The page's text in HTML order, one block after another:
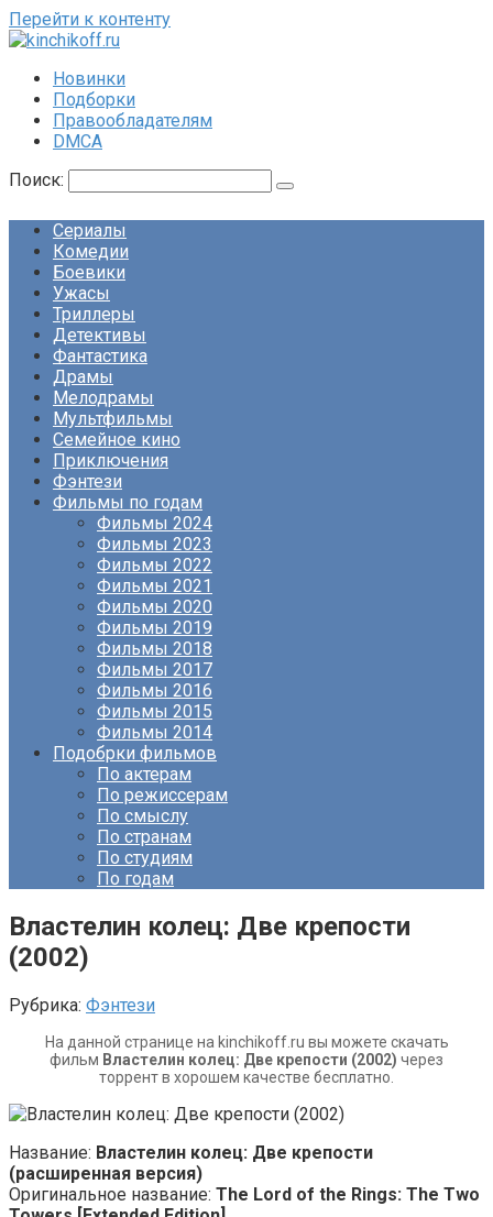
Перейти к контенту
Новинки
Подборки
Правообладателям
DMCA
Поиск:
Сериалы
Комедии
Боевики
Ужасы
Триллеры
Детективы
Фантастика
Драмы
Мелодрамы
Мультфильмы
Семейное кино
Приключения
Фэнтези
Фильмы по годам
Фильмы 2024
Фильмы 2023
Фильмы 2022
Фильмы 2021
Фильмы 2020
Фильмы 2019
Фильмы 2018
Фильмы 2017
Фильмы 2016
Фильмы 2015
Фильмы 2014
Подобрки фильмов
По актерам
По режиссерам
По смыслу
По странам
По студиям
По годам
Властелин колец: Две крепости
(2002)
Рубрика: Фэнтези
На данной странице на kinchikoff.ru вы можете скачать
фильм Властелин колец: Две крепости (2002) через
торрент в хорошем качестве бесплатно.
Название: Властелин колец: Две крепости
(расширенная версия)
Оригинальное название: The Lord of the Rings: The Two